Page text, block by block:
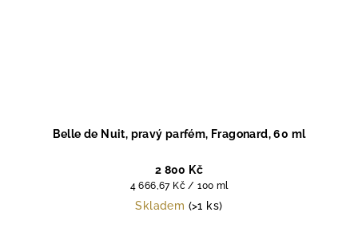
Belle de Nuit, pravý parfém, Fragonard, 60 ml
2 800 Kč
Měrná
cena:
4 666,67 Kč / 100 ml
Skladem (>1 ks)